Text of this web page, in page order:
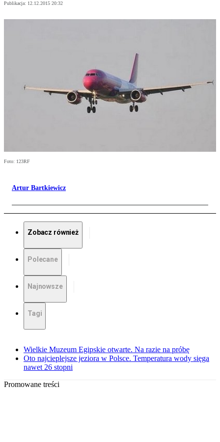
Publikacja: 12.12.2015 20:32
Foto: 123RF
Artur Bartkiewicz
Zobacz również
Polecane
Najnowsze
Tagi
Wielkie Muzeum Egipskie otwarte. Na razie na próbę
Oto najcieplejsze jeziora w Polsce. Temperatura wody sięga
nawet 26 stopni
Promowane treści